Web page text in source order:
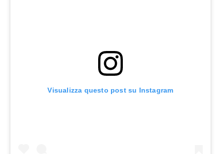
Visualizza questo post su Instagram